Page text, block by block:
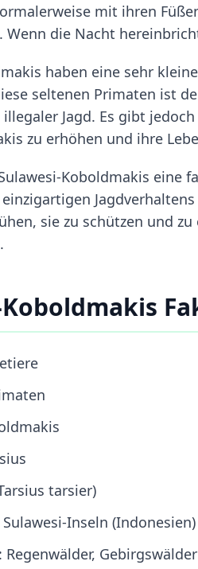
mit ihren
Wenn die Nacht
haben eine sehr
seltenen Primaten ist
Jagd. Es gibt
zu erhöhen und ihre
Koboldmakis eine
sie zu schützen und
tarsier)
Inseln (Indonesien)
Regenwälder,